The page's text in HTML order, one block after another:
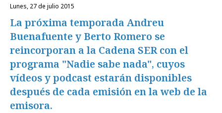
lunes, 27 de julio 2015
La próxima temporada Andreu
Buenafuente y Berto Romero se
reincorporan a la Cadena SER con el
programa "Nadie sabe nada", cuyos
vídeos y podcast estarán disponibles
después de cada emisión en la web de la
emisora.